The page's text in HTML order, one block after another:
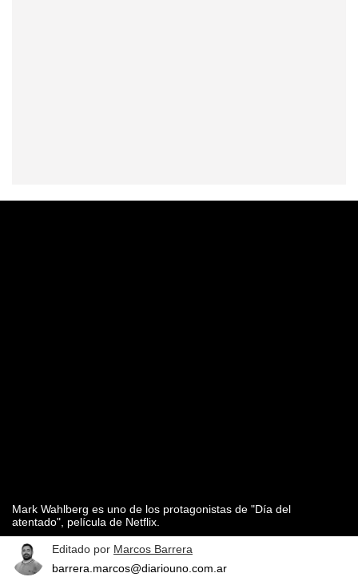
Mark Wahlberg es uno de los protagonistas de "Día del
atentado", película de Netflix.
Editado por Marcos Barrera
barrera.marcos@diariouno.com.ar